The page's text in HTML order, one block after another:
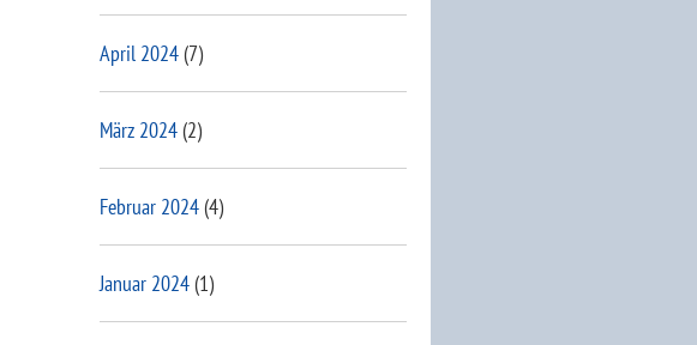
April 2024(7)
März 2024(2)
Februar 2024(4)
Januar 2024(1)